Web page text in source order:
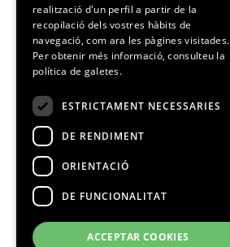
realització d'un perfil a partir de la
recopilació dels vostres hàbits de
navegació, com ara les pàgines visitades.
Per obtenir més informació, consulteu la
política de galetes.
ESTRICTAMENT NECESSARIES
DE RENDIMENT
ORIENTACIÓ
DE FUNCIONALITAT
ACCEPTAR COOKIES